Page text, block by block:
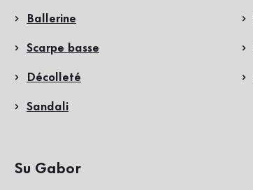
Ballerine
Scarpe basse
Décolleté
Sandali
Su Gabor